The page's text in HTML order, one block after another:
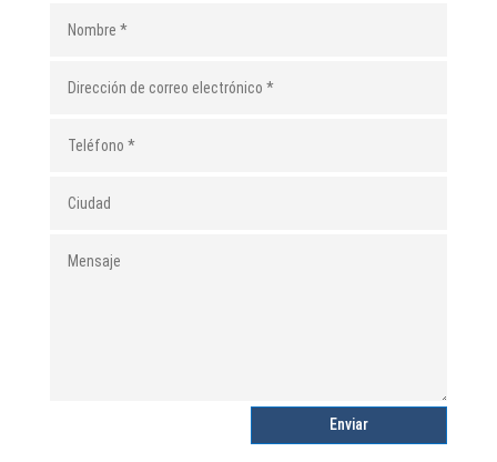
Enviar